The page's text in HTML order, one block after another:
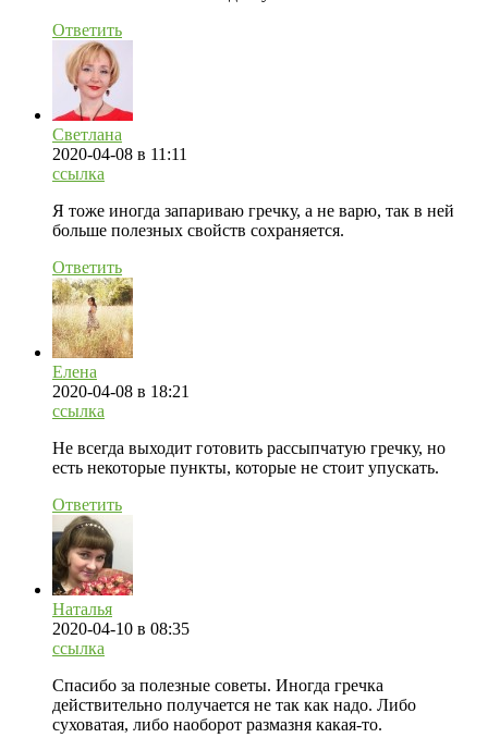
Ответить
Светлана
2020-04-08 в 11:11
ссылка
Я тоже иногда запариваю гречку, а не варю, так в ней
больше полезных свойств сохраняется.
Ответить
Елена
2020-04-08 в 18:21
ссылка
Не всегда выходит готовить рассыпчатую гречку, но
есть некоторые пункты, которые не стоит упускать.
Ответить
Наталья
2020-04-10 в 08:35
ссылка
Спасибо за полезные советы. Иногда гречка
действительно получается не так как надо. Либо
суховатая, либо наоборот размазня какая-то.